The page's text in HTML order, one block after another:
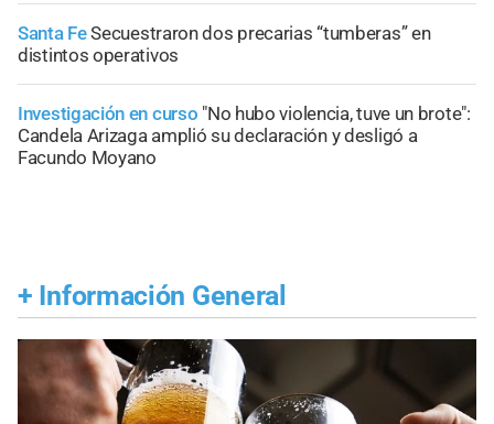
Santa FeSecuestraron dos precarias “tumberas” en
distintos operativos
Investigación en curso "No hubo violencia, tuve un brote":
Candela Arizaga amplió su declaración y desligó a
Facundo Moyano
+ Información General